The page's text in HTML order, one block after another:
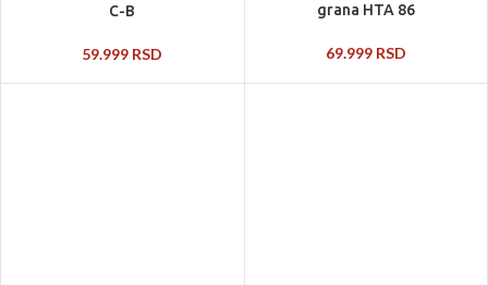
C-B
59.999 RSD
grana HTA 86
69.999 RSD